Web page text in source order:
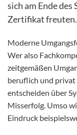
sich am Ende
Zertifikat freuten.
Moderne
Wer also
zeitgemäßen
beruflich und privat
entscheiden über
Misserfolg. Umso
Eindruck